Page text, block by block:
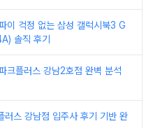
이 걱정 없는 삼성 갤럭시북3 G
솔직 후기
크플러스 강남2호점 완벽 분석
러스 강남점 입주사 후기 기반 완